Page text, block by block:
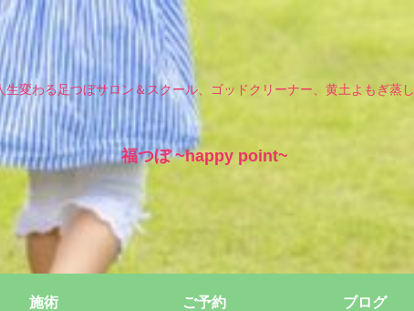
生変わる足つぼサロン＆スクール、ゴッドクリーナー、黄土よもぎ蒸し
福つぼ ~happy point~
施術 ご予約 ブログ